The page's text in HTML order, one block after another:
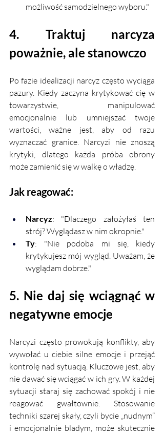
możliwość samodzielnego wyboru."
4. Traktuj narcyza
poważnie, ale stanowczo
Po fazie idealizacji narcyz często wyciąga
pazury. Kiedy zaczyna krytykować cię w
towarzystwie, manipulować
emocjonalnie lub umniejszać twoje
wartości, ważne jest, aby od razu
wyznaczać granice. Narcyzi nie znoszą
krytyki, dlatego każda próba obrony
może zamienić się w walkę o władzę.
Jak reagować:
Narcyz: "Dlaczego założyłaś ten
strój? Wyglądasz w nim okropnie."
Ty: "Nie podoba mi się, kiedy
krytykujesz mój wygląd. Uważam, że
wyglądam dobrze."
5. Nie daj się wciągnąć w
negatywne emocje
Narcyzi często prowokują konflikty, aby
wywołać u ciebie silne emocje i przejąć
kontrolę nad sytuacją. Kluczowe jest, aby
nie dawać się wciągać w ich gry. W każdej
sytuacji staraj się zachować spokój i nie
reagować gwałtownie. Stosowanie
techniki szarej skały, czyli bycie „nudnym”
i emocjonalnie bladym, może skutecznie